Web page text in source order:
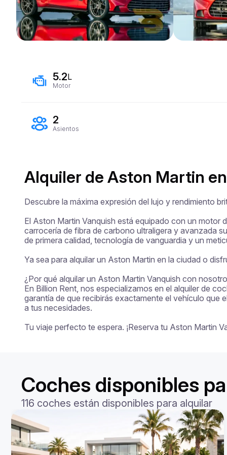
5.2L
Motor
2
Asientos
Alquiler de Aston Martin
Descubre la máxima expresión del lujo y rendimiento
El Aston Martin Vanquish está equipado con un motor
carrocería de fibra de carbono ultraligera y avanzada
de primera calidad, tecnología de vanguardia y un
Ya sea para alquilar un Aston Martin en la ciudad o
¿Por qué alquilar un Aston Martin Vanquish con
En Billion Rent, nos especializamos en el alquiler de
garantía de que recibirás exactamente el vehículo que
a tus necesidades.
Tu viaje perfecto te espera. ¡Reserva tu Aston Martin
Coches disponibles
116 coches están disponibles para alquilar